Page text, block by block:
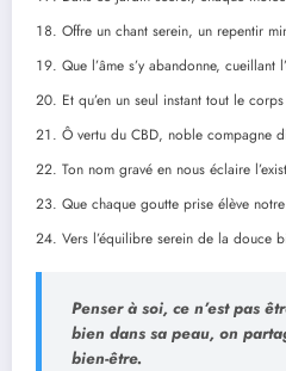
Offre un chant serein, un repentir
Que l’âme s’y abandonne, cueillant
Et qu’en un seul instant tout le
Ô vertu du CBD, noble compagne
Ton nom gravé en nous éclaire
Que chaque goutte prise élève
Vers l’équilibre serein de la douce
Penser à soi, ce n’est pas
bien dans sa peau, on
bien-être.